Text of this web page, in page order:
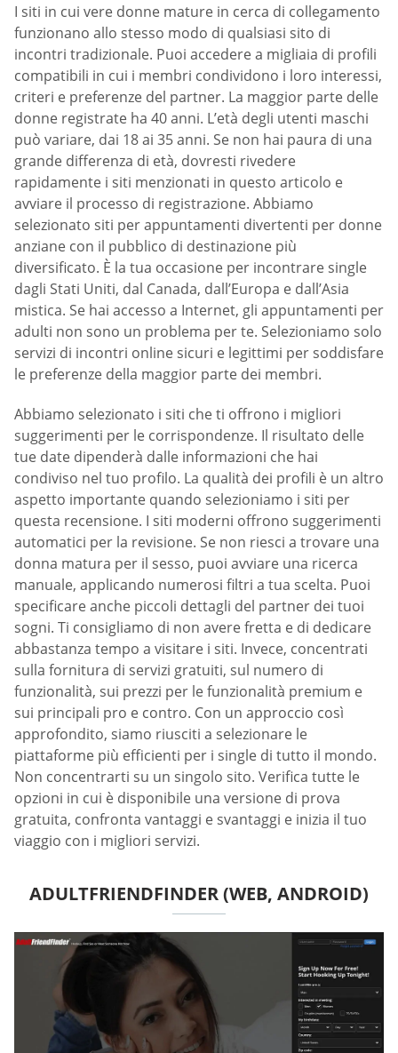
I siti in cui vere donne mature in cerca di collegamento
funzionano allo stesso modo di qualsiasi sito di
incontri tradizionale. Puoi accedere a migliaia di profili
compatibili in cui i membri condividono i loro interessi,
criteri e preferenze del partner. La maggior parte delle
donne registrate ha 40 anni. L’età degli utenti maschi
può variare, dai 18 ai 35 anni. Se non hai paura di una
grande differenza di età, dovresti rivedere
rapidamente i siti menzionati in questo articolo e
avviare il processo di registrazione. Abbiamo
selezionato siti per appuntamenti divertenti per donne
anziane con il pubblico di destinazione più
diversificato. È la tua occasione per incontrare single
dagli Stati Uniti, dal Canada, dall’Europa e dall’Asia
mistica. Se hai accesso a Internet, gli appuntamenti per
adulti non sono un problema per te. Selezioniamo solo
servizi di incontri online sicuri e legittimi per soddisfare
le preferenze della maggior parte dei membri.
Abbiamo selezionato i siti che ti offrono i migliori
suggerimenti per le corrispondenze. Il risultato delle
tue date dipenderà dalle informazioni che hai
condiviso nel tuo profilo. La qualità dei profili è un altro
aspetto importante quando selezioniamo i siti per
questa recensione. I siti moderni offrono suggerimenti
automatici per la revisione. Se non riesci a trovare una
donna matura per il sesso, puoi avviare una ricerca
manuale, applicando numerosi filtri a tua scelta. Puoi
specificare anche piccoli dettagli del partner dei tuoi
sogni. Ti consigliamo di non avere fretta e di dedicare
abbastanza tempo a visitare i siti. Invece, concentrati
sulla fornitura di servizi gratuiti, sul numero di
funzionalità, sui prezzi per le funzionalità premium e
sui principali pro e contro. Con un approccio così
approfondito, siamo riusciti a selezionare le
piattaforme più efficienti per i single di tutto il mondo.
Non concentrarti su un singolo sito. Verifica tutte le
opzioni in cui è disponibile una versione di prova
gratuita, confronta vantaggi e svantaggi e inizia il tuo
viaggio con i migliori servizi.
ADULTFRIENDFINDER (WEB, ANDROID)